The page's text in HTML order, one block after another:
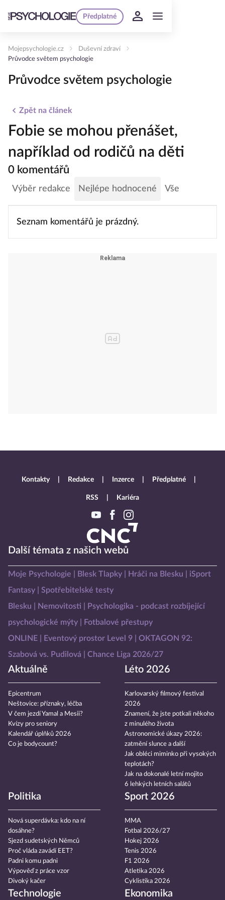
Předplatné
Mojepsychologie.cz
Duševní zdraví
Průvodce světem psychologie
Průvodce světem psychologie
Zpět na článek
Fobie se mohou přenášet,
například od rodičů na děti
0 komentářů
Výběr redakce Nejlépe hodnocené Vše
Seznam komentářů je prázdný.
Další témata z našich webů
Moje Psychologie Blesk Tlapky Hráči na Blesku
iSport
Fantasy
Spotřebitelské testy
Blesku
Nemovitosti
Psychologika - podcast rozbíjející
psychologické mýty
Fotbalové přestupy
ONLINE
Eventový prostor Level 9
OKTAGON 92:
Szabová vs. Pudilová
Chance Liga 2026/27
Aktuálně
Epicentrum
Neštovice: příznaky, léčba
V čem jezdí Yamal a Mesii?
Kvízy pro seniory
Kalendář úplňků 2026
Co je bodycount?
Léto 2026
Karlovarský filmový festival
2026
Znamení, že jste potkali někoho
z minulého života
Astronomické úkazy 2026:
zatmění slunce a další
Jak obléci miminko při vysokých
teplotách?
Jak na dokonalé letní mojito
6 lehkých letních salátů
Politika
Nová superdávka: kdo na ní
dosáhne?
Sjezd sudetských Němců
Proč vláda zavádí EET?
Padni komu padni
Výpověď z práce vzor
Divoký kačer
Sport 2026
MMA
Fotbal 2026/27
Hokej 2026
Tenis 2026
F1 2026
Atletika 2026
Cyklistika 2026
Technologie Ekonomika
Kontakty Redakce Inzerce Předplatné
RSS Kariéra